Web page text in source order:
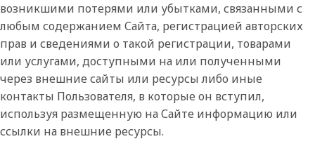
возникшими потерями или убытками, связанными с
любым содержанием Сайта, регистрацией авторских
прав и сведениями о такой регистрации, товарами
или услугами, доступными на или полученными
через внешние сайты или ресурсы либо иные
контакты Пользователя, в которые он вступил,
используя размещенную на Сайте информацию или
ссылки на внешние ресурсы.